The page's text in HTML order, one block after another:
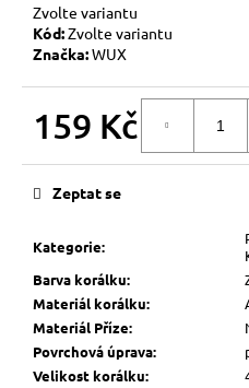
Zvolte variantu
Kód:Zvolte variantu
Značka:WUX
159 Kč
Kategorie:
Barva korálku:
Materiál korálku:
Materiál Příze:
Povrchová úprava:
Velikost korálku:
Zeptat se